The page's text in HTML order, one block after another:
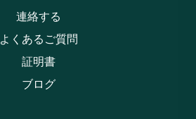
連絡する
よくあるご質問
証明書
ブログ